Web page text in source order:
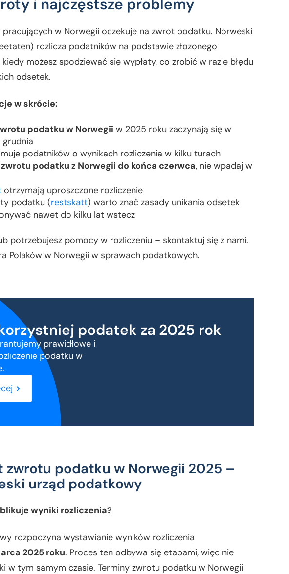
i najczęstsze problemy
w Norwegii oczekuje na zwrot podatku. Norweski
rozlicza podatników na podstawie złożonego
możesz spodziewać się wypłaty, co zrobić w razie błędu
odsetek.
w skrócie:
podatku w Norwegii w 2025 roku zaczynają się w
podatników o wynikach rozliczenia w kilku turach
podatku z Norwegii do końca czerwca, nie wpadaj w
otrzymają uproszczone rozliczenie
podatku (restskatt) warto znać zasady unikania odsetek
nawet do kilku lat wstecz
potrzebujesz pomocy w rozliczeniu – skontaktuj się z nami.
Polaków w Norwegii w sprawach podatkowych.
podatek za 2025 rok
prawidłowe i
podatku w
zwrotu podatku w Norwegii 2025 –
urząd podatkowy
wyniki rozliczenia?
rozpoczyna wystawianie wyników rozliczenia
2025 roku. Proces ten odbywa się etapami, więc nie
w tym samym czasie. Terminy zwrotu podatku w Norwegii